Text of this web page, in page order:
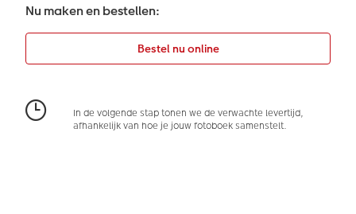
Art Collection
Making Memories
Lijsten
Alle extra's
Nu maken en bestellen:
In de volgende stap tonen we de verwachte levertijd,
afhankelijk van hoe je jouw fotoboek samenstelt.